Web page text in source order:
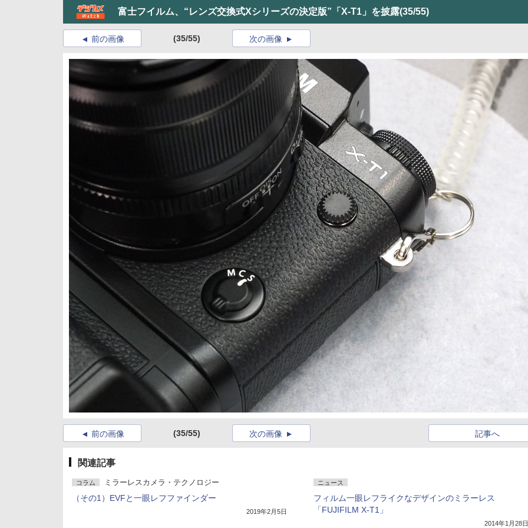
富士フイルム、“レンズ交換式Xシリーズの決定版”「X-T1」を披露(35/55)
前の画像 (35/55) 次の画像
前の画像 (35/55) 記事へ
次の画像
関連記事
コラム ミラーレスカメラ・テクノロジー
（その1）EVFと一眼レフファインダー
2019年2月5日
ニュース
フィルム一眼レフライクなデザインのミラーレス
「FUJIFILM X-T1」
2014年1月28日